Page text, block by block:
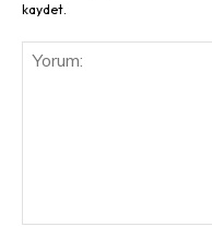
kaydet.